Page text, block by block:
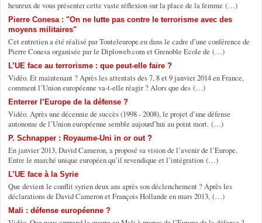
heureux de vous présenter cette vaste réflexion sur la place de la femme (…)
Pierre Conesa : "On ne lutte pas contre le terrorisme avec des
moyens militaires"
Cet entretien a été réalisé par Touteleurope.eu dans le cadre d’une conférence de
Pierre Conesa organisée par le Diploweb.com et Grenoble Ecole de (…)
L’UE face au terrorisme : que peut-elle faire ?
Vidéo. Et maintenant ? Après les attentats des 7, 8 et 9 janvier 2014 en France,
comment l’Union européenne va-t-elle réagir ? Alors que des (…)
Enterrer l’Europe de la défense ?
Vidéo. Après une décennie de succès (1998 - 2008), le projet d’une défense
autonome de l’Union européenne semble aujourd’hui au point mort. (…)
P. Schnapper : Royaume-Uni in or out ?
En janvier 2013, David Cameron, a proposé sa vision de l’avenir de l’Europe.
Entre le marché unique européen qu’il revendique et l’intégration (…)
L’UE face à la Syrie
Que devient le conflit syrien deux ans après son déclenchement ? Après les
déclarations de David Cameron et François Hollande en mars 2013, (…)
Mali : défense européenne ?